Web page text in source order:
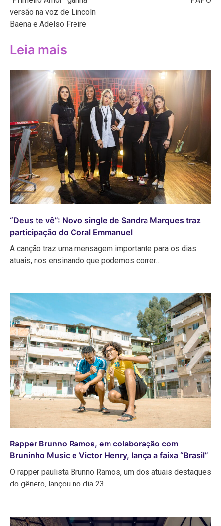
Post
versão na voz de Lincoln
Baena e Adelso Freire
Leia mais
“Deus te vê”: Novo single de Sandra Marques traz
participação do Coral Emmanuel
A canção traz uma mensagem importante para os dias
atuais, nos ensinando que podemos correr…
Rapper Brunno Ramos, em colaboração com
Bruninho Music e Victor Henry, lança a faixa “Brasil”
O rapper paulista Brunno Ramos, um dos atuais destaques
do gênero, lançou no dia 23…